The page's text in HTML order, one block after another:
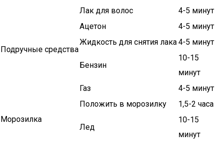
Подручные средства
Лак для волос
4-5 минут
Ацетон
4-5 минут
Жидкость для снятия лака4-5 минут
Бензин
10-15
минут
Газ
4-5 минут
Морозилка
Положить в морозилку 1,5-2 часа
Лед
10-15
минут